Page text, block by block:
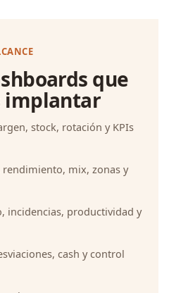
que
implantar
stock, rotación y KPIs
mix, zonas y
incidencias, productividad y
cash y control